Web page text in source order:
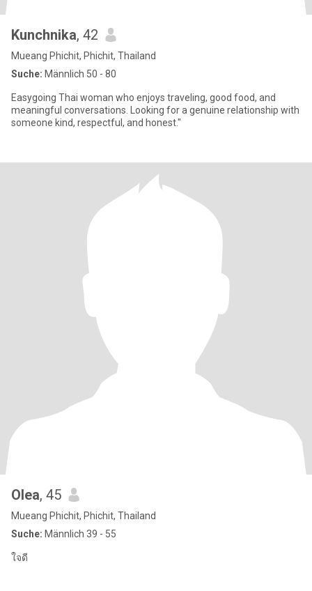
Kunchnika, 42
Mueang Phichit, Phichit, Thailand
Suche: Männlich 50 - 80
Easygoing Thai woman who enjoys traveling, good food, and
meaningful conversations. Looking for a genuine relationship with
someone kind, respectful, and honest."
Olea, 45
Mueang Phichit, Phichit, Thailand
Suche: Männlich 39 - 55
ใจดี